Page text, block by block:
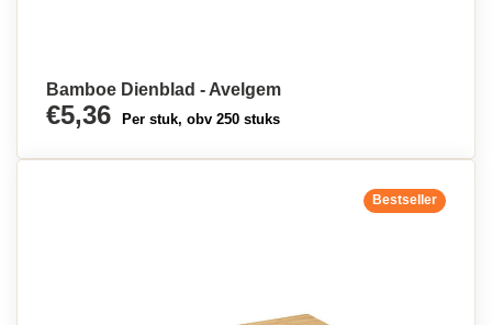
Bamboe Dienblad - Avelgem
€5,36 Per stuk, obv 250 stuks
Bestseller